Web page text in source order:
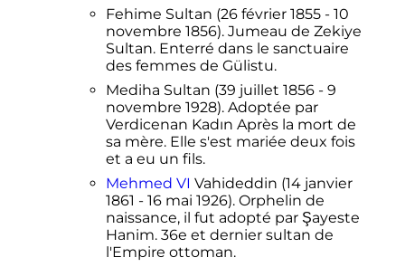
Fehime Sultan (26 février 1855 - 10
novembre 1856). Jumeau de Zekiye
Sultan. Enterré dans le sanctuaire
des femmes de Gülistu.
Mediha Sultan (39 juillet 1856 - 9
novembre 1928). Adoptée par
Verdicenan Kadın Après la mort de
sa mère. Elle s'est mariée deux fois
et a eu un fils.
Mehmed VI Vahideddin (14 janvier
1861 - 16 mai 1926). Orphelin de
naissance, il fut adopté par Şayeste
Hanim. 36e et dernier sultan de
l'Empire ottoman.